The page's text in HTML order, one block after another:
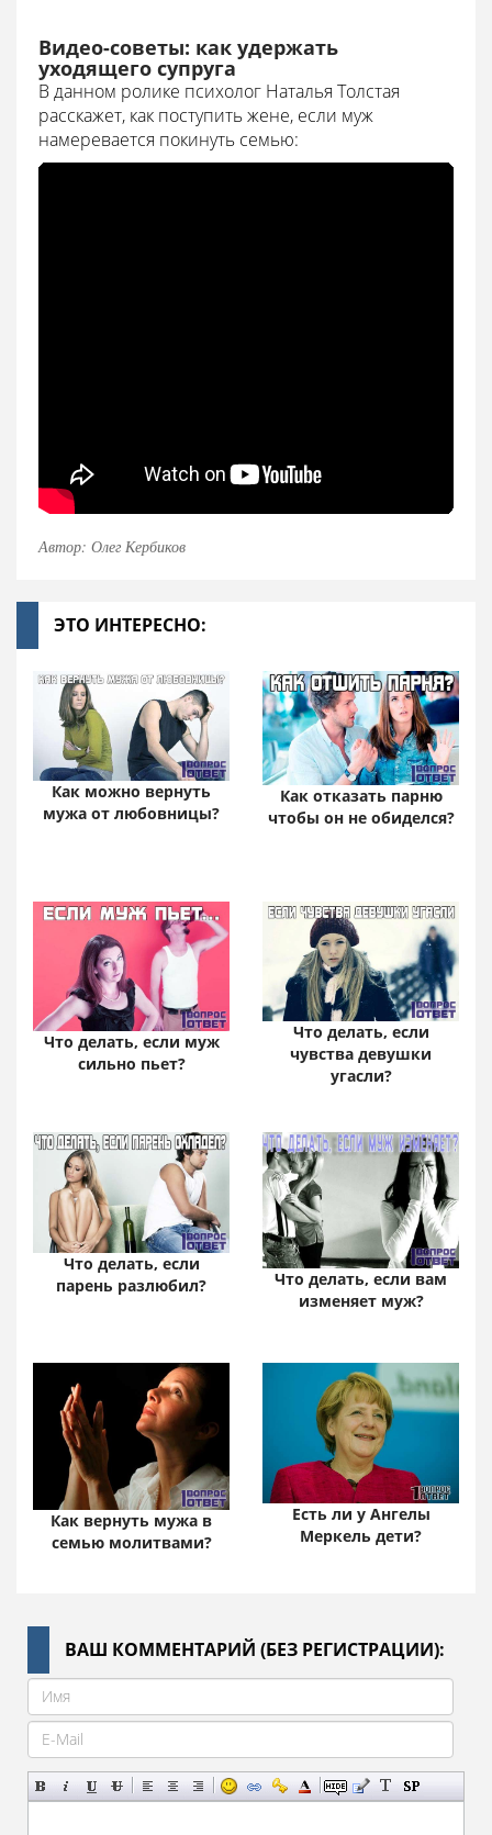
Видео-советы: как удержать
уходящего супруга
В данном ролике психолог Наталья Толстая
расскажет, как поступить жене, если муж
намеревается покинуть семью:
Автор: Олег Кербиков
ЭТО ИНТЕРЕСНО:
Как можно вернуть
мужа от любовницы?
Как отказать парню
чтобы он не обиделся?
Что делать, если муж
сильно пьет?
Что делать, если
чувства девушки
угасли?
Что делать, если
парень разлюбил?
Что делать, если вам
изменяет муж?
Как вернуть мужа в
семью молитвами?
Есть ли у Ангелы
Меркель дети?
ВАШ КОММЕНТАРИЙ (БЕЗ РЕГИСТРАЦИИ):